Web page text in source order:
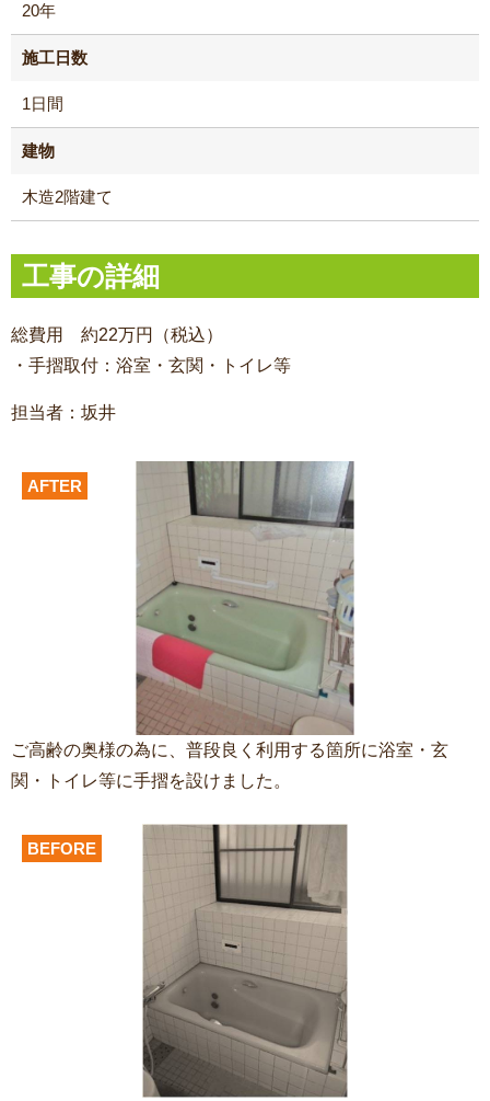
20年
施工日数
1日間
建物
木造2階建て
工事の詳細
総費用 約22万円（税込）
・手摺取付：浴室・玄関・トイレ等
担当者：坂井
AFTER
ご高齢の奥様の為に、普段良く利用する箇所に浴室・玄
関・トイレ等に手摺を設けました。
BEFORE